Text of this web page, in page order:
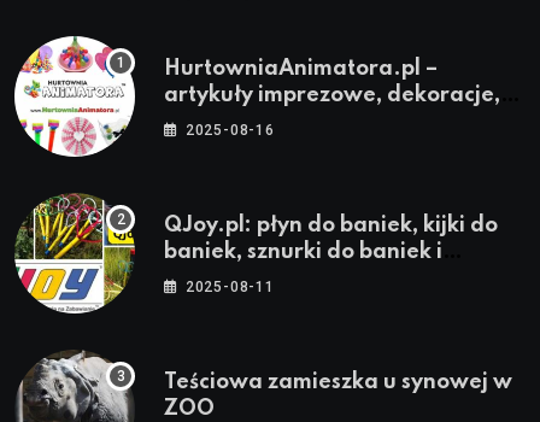
HurtowniaAnimatora.pl –
artykuły imprezowe, dekoracje,
stroje i akcesoria dla animatorów
2025-08-16
QJoy.pl: płyn do baniek, kijki do
baniek, sznurki do baniek i
zestawy do baniek
2025-08-11
Teściowa zamieszka u synowej w
ZOO